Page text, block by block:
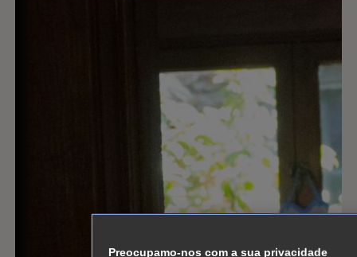
Preocupamo-nos com a sua privacidade